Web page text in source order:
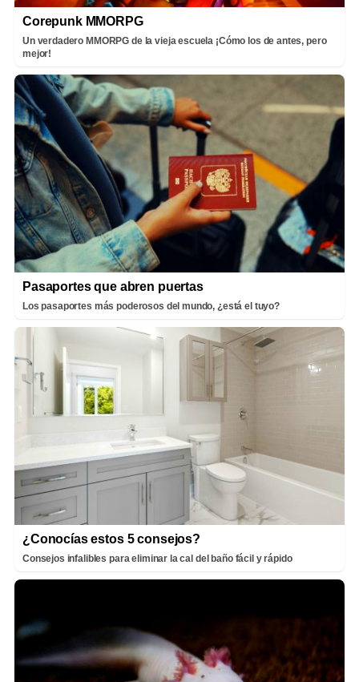
Corepunk MMORPG
Un verdadero MMORPG de la vieja escuela ¡Cómo los de antes, pero
mejor!
Pasaportes que abren puertas
Los pasaportes más poderosos del mundo, ¿está el tuyo?
¿Conocías estos 5 consejos?
Consejos infalibles para eliminar la cal del baño fácil y rápido